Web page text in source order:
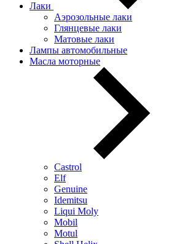
Лаки
Аэрозольные лаки
Глянцевые лаки
Матовые лаки
Лампы автомобильные
Масла моторные
Castrol
Elf
Genuine
Idemitsu
Liqui Moly
Mobil
Motul